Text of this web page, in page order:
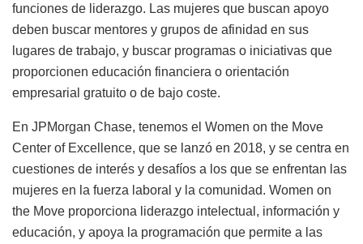
funciones de liderazgo. Las mujeres que buscan apoyo
deben buscar mentores y grupos de afinidad en sus
lugares de trabajo, y buscar programas o iniciativas que
proporcionen educación financiera o orientación
empresarial gratuito o de bajo coste.
En JPMorgan Chase, tenemos el Women on the Move
Center of Excellence, que se lanzó en 2018, y se centra en
cuestiones de interés y desafíos a los que se enfrentan las
mujeres en la fuerza laboral y la comunidad. Women on
the Move proporciona liderazgo intelectual, información y
educación, y apoya la programación que permite a las